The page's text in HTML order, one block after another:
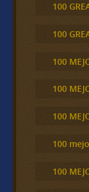
100
100
100
100
100
100
100